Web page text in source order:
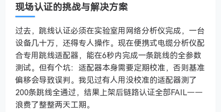
现场认证的挑战与解决方案
过去，跳线认证必须在实验室用网络分析仪完成，一台
设备几十万，还得专人操作。现在便携式电缆分析仪配
合专用跳线适配器，能在6秒内完成一条跳线的全参数
测试。但有个坑：适配器本身需要定期校准，否则基准
偏移会导致误判。我见过有人用没校准的适配器测了
200条跳线全通过，结果上架后链路认证全部FAIL——
浪费了整整两天工期。